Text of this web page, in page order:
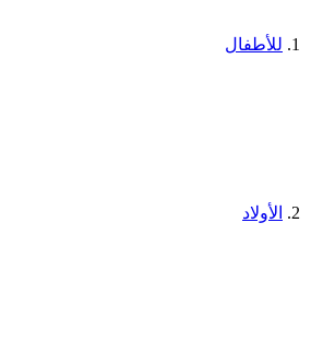
للأطفال
الأولاد